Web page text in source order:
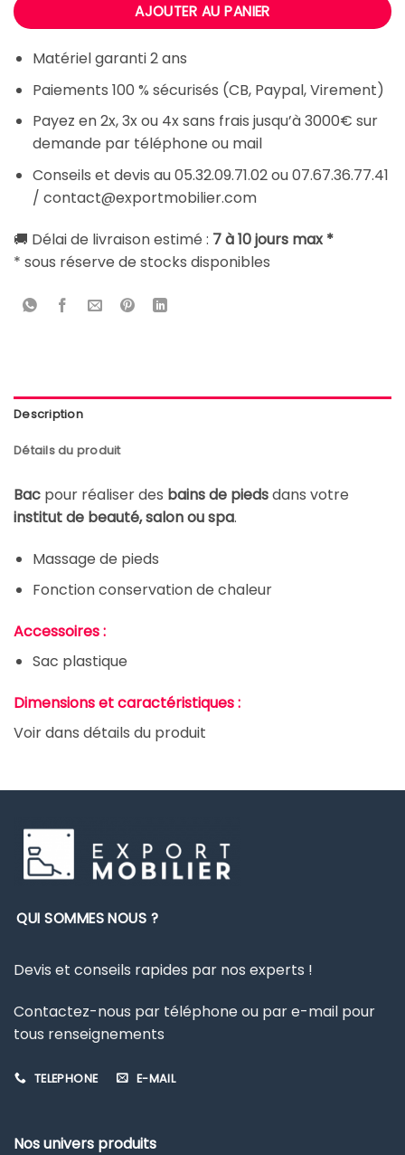
AJOUTER AU PANIER
Matériel garanti 2 ans
Paiements 100 % sécurisés (CB, Paypal, Virement)
Payez en 2x, 3x ou 4x sans frais jusqu’à 3000€ sur
demande par téléphone ou mail
Conseils et devis au 05.32.09.71.02 ou 07.67.36.77.41
/ contact@exportmobilier.com
🚚 Délai de livraison estimé : 7 à 10 jours max *
* sous réserve de stocks disponibles
Description
Détails du produit
Bac pour réaliser des bains de piedsdans votre
institut de beauté, salon ou spa.
Massage de pieds
Fonction conservation de chaleur
Accessoires :
Sac plastique
Dimensions et caractéristiques :
Voir dans détails du produit
QUI SOMMES NOUS ?
Devis et conseils rapides par nos experts !
Contactez-nous par téléphone ou par e-mail pour
tous renseignements
TELEPHONE E-MAIL
Nos univers produits